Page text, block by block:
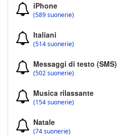
iPhone
(589 suonerie)
Italiani
(514 suonerie)
Messaggi di testo (SMS)
(502 suonerie)
Musica rilassante
(154 suonerie)
Natale
(74 suonerie)